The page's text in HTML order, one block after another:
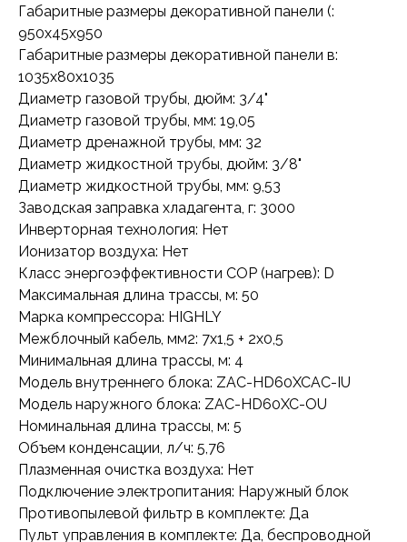
Габаритные размеры декоративной панели (:
950x45x950
Габаритные размеры декоративной панели в:
1035x80x1035
Диаметр газовой трубы, дюйм: 3/4"
Диаметр газовой трубы, мм: 19,05
Диаметр дренажной трубы, мм: 32
Диаметр жидкостной трубы, дюйм: 3/8"
Диаметр жидкостной трубы, мм: 9,53
Заводская заправка хладагента, г: 3000
Инверторная технология: Нет
Ионизатор воздуха: Нет
Класс энергоэффективности COP (нагрев): D
Максимальная длина трассы, м: 50
Марка компрессора: HIGHLY
Межблочный кабель, мм2: 7x1,5 + 2x0,5
Минимальная длина трассы, м: 4
Модель внутреннего блока: ZAC-HD60XCAC-IU
Модель наружного блока: ZAC-HD60XC-OU
Номинальная длина трассы, м: 5
Объем конденсации, л/ч: 5,76
Плазменная очистка воздуха: Нет
Подключение электропитания: Наружный блок
Противопылевой фильтр в комплекте: Да
Пульт управления в комплекте: Да, беспроводной